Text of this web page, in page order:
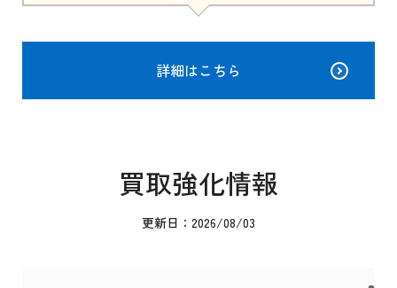
詳細はこちら
買取強化情報
更新日：2026/08/03